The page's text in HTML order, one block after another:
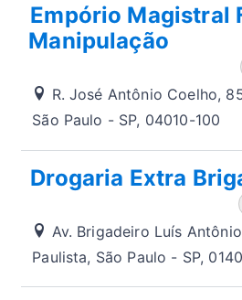
Empório Magistral
Manipulação
R. José Antônio Coelho,
São Paulo - SP, 04010-100
Drogaria Extra
Av. Brigadeiro Luís
Paulista, São Paulo - SP,